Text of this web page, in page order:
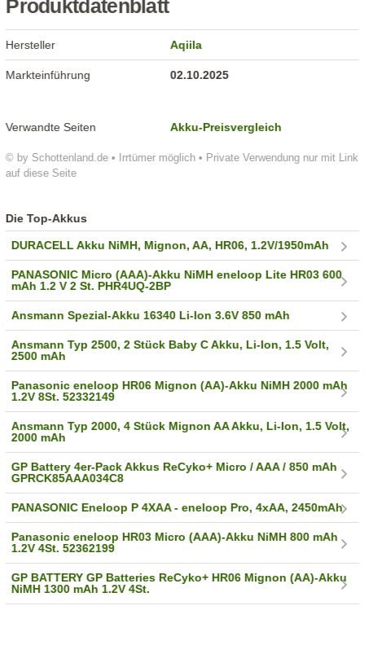
Produktdatenblatt
© by Schottenland.de • Irrtümer möglich • Private Verwendung nur mit Link
auf diese Seite
Hersteller Aqiila
Markteinführung 02.10.2025
Verwandte Seiten Akku-Preisvergleich
Die Top-Akkus
DURACELL Akku NiMH, Mignon, AA, HR06, 1.2V/1950mAh
PANASONIC Micro (AAA)-Akku NiMH eneloop Lite HR03 600
mAh 1.2 V 2 St. PHR4UQ-2BP
Ansmann Spezial-Akku 16340 Li-Ion 3.6V 850 mAh
Ansmann Typ 2500, 2 Stück Baby C Akku, Li-Ion, 1.5 Volt,
2500 mAh
Panasonic eneloop HR06 Mignon (AA)-Akku NiMH 2000 mAh
1.2V 8St. 52332149
Ansmann Typ 2000, 4 Stück Mignon AA Akku, Li-Ion, 1.5 Volt,
2000 mAh
GP Battery 4er-Pack Akkus ReCyko+ Micro / AAA / 850 mAh
GPRCK85AAA034C8
PANASONIC Eneloop P 4XAA - eneloop Pro, 4xAA, 2450mAh
Panasonic eneloop HR03 Micro (AAA)-Akku NiMH 800 mAh
1.2V 4St. 52362199
GP BATTERY GP Batteries ReCyko+ HR06 Mignon (AA)-Akku
NiMH 1300 mAh 1.2V 4St.